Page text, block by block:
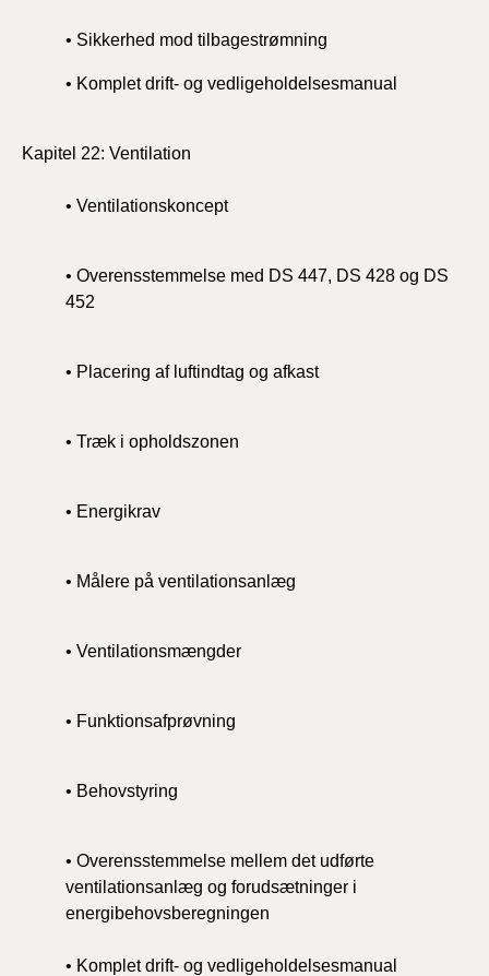
• Sikkerhed mod tilbagestrømning
• Komplet drift- og vedligeholdelsesmanual
Kapitel 22: Ventilation
• Ventilationskoncept
• Overensstemmelse med DS 447, DS 428 og DS
452
• Placering af luftindtag og afkast
• Træk i opholdszonen
• Energikrav
• Målere på ventilationsanlæg
• Ventilationsmængder
• Funktionsafprøvning
• Behovstyring
• Overensstemmelse mellem det udførte
ventilationsanlæg og forudsætninger i
energibehovsberegningen
• Komplet drift- og vedligeholdelsesmanual